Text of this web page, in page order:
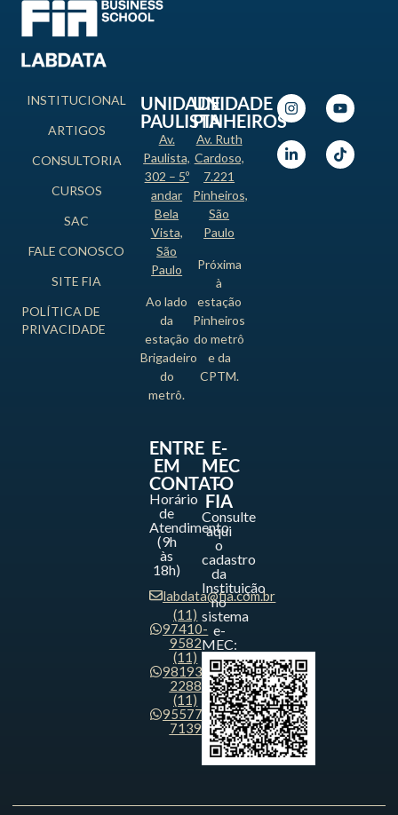
INSTITUCIONAL
ARTIGOS
CONSULTORIA
CURSOS
SAC
FALE CONOSCO
SITE FIA
POLÍTICA DE
PRIVACIDADE
UNIDADE
PAULISTA
Av.
Paulista,
302 – 5º
andar
Bela
Vista,
São
Paulo
Ao lado
da
estação
Brigadeiro
do
metrô.
UNIDADE
PINHEIROS
Av. Ruth
Cardoso,
7.221
Pinheiros,
São
Paulo
Próxima
à
estação
Pinheiros
do metrô
e da
CPTM.
ENTRE
EM
CONTATO
Horário
de
Atendimento
(9h
às
18h)
labdata@fia.com.br
(11)
97410-
9582
(11)
98193-
2288
(11)
95577-
7139
E-
MEC
-
FIA
Consulte
aqui
o
cadastro
da
Instituição
no
sistema
e-
MEC: